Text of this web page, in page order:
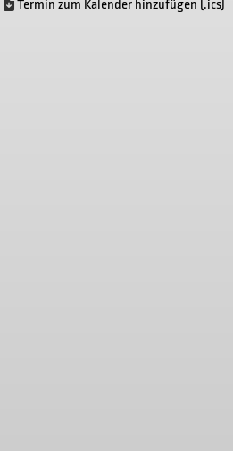
Termin zum Kalender hinzufügen (.ics)